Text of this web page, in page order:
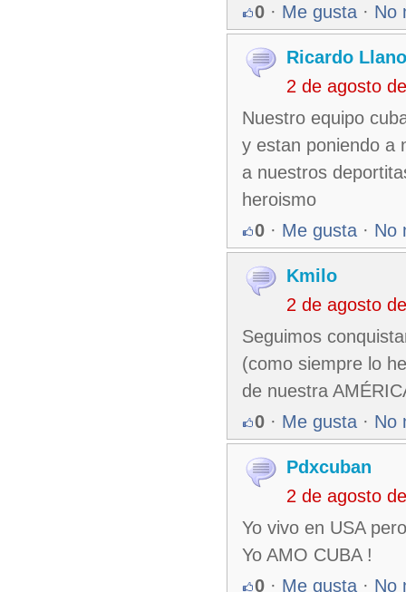
0 · Me gusta · No
Ricardo Llano
2 de agosto
Nuestro equipo
y estan poniendo a
a nuestros
heroismo
0 · Me gusta · No
Kmilo
2 de agosto
Seguimos
(como siempre lo
de nuestra
0 · Me gusta · No
Pdxcuban
2 de agosto
Yo vivo en USA
Yo AMO CUBA !
0 · Me gusta · No